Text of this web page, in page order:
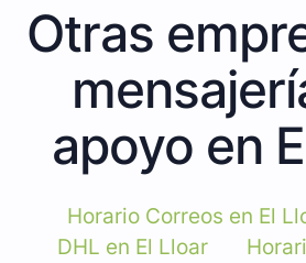
Otras
apoyo en
Horario Correos en El
DHL en El Lloar